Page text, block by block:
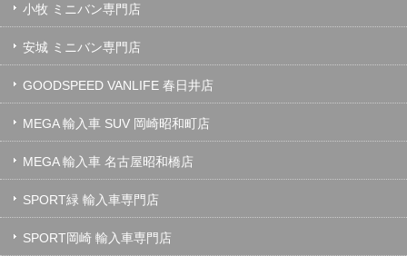
小牧 ミニバン専門店
安城 ミニバン専門店
GOODSPEED VANLIFE 春日井店
MEGA 輸入車 SUV 岡崎昭和町店
MEGA 輸入車 名古屋昭和橋店
SPORT緑 輸入車専門店
SPORT岡崎 輸入車専門店